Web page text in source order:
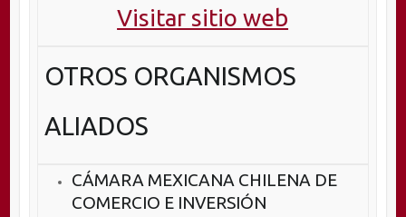
Visitar sitio web
OTROS ORGANISMOS
ALIADOS
CÁMARA MEXICANA CHILENA DE
COMERCIO E INVERSIÓN